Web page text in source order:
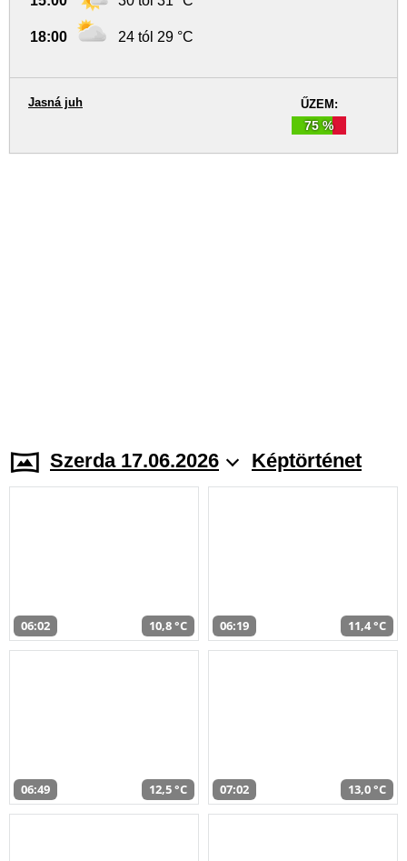
18:00 24 tól 29 °C
ŰZEM:
75 %
Jasná juh
Szerda 17.06.2026 Képtörténet
06:02 10,8 °C 06:19 11,4 °C
06:49 12,5 °C 07:02 13,0 °C